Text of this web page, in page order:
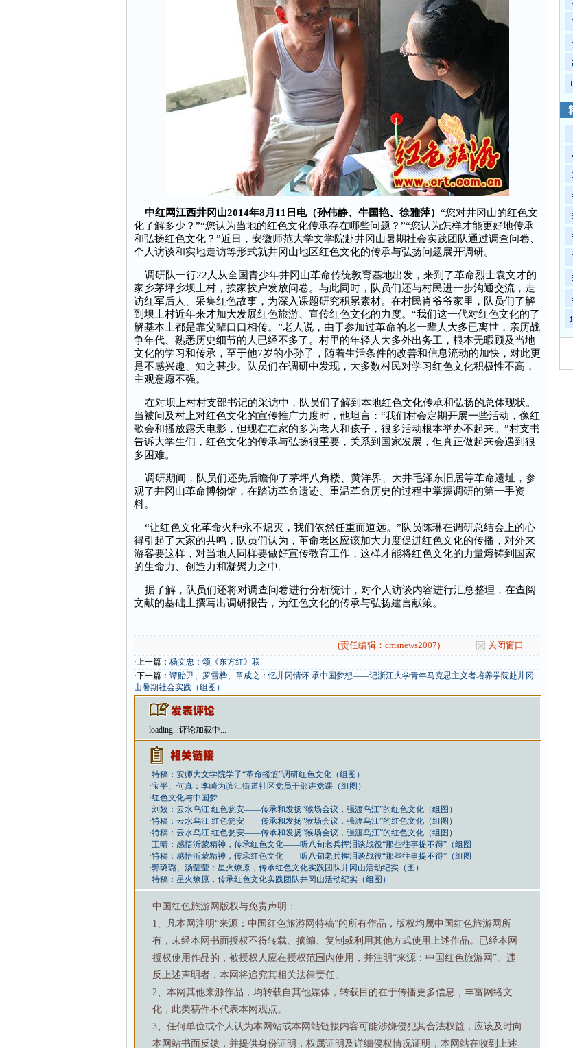
中红网江西井冈山2014年8月11日电（孙伟静、牛国艳、徐雅萍） ‍“您对井冈山的红色文
化了解多少？”“您认为当地的红色文化传承存在哪些问题？”“您认为怎样才能更好地传承
和弘扬红色文化？”近日，安徽师范大学文学院赴井冈山暑期社会实践团队通过调查问卷、
个人访谈和实地走访等形式就井冈山地区红色文化的传承与弘扬问题展开调研。
调研队一行22人从全国青少年井冈山革命传统教育基地出发，来到了革命烈士袁文才的
家乡茅坪乡坝上村，挨家挨户发放问卷。与此同时，队员们还与村民进一步沟通交流，走
访红军后人、采集红色故事，为深入课题研究积累素材。在村民肖爷爷家里，队员们了解
到坝上村近年来才加大发展红色旅游、宣传红色文化的力度。“我们这一代对红色文化的了
解基本上都是靠父辈口口相传。”老人说，由于参加过革命的老一辈人大多已离世，亲历战
争年代、熟悉历史细节的人已经不多了。村里的年轻人大多外出务工，根本无暇顾及当地
文化的学习和传承，至于他7岁的小孙子，随着生活条件的改善和信息流动的加快，对此更
是不感兴趣、知之甚少。队员们在调研中发现，大多数村民对学习红色文化积极性不高，
主观意愿不强。
在对坝上村村支部书记的采访中，队员们了解到本地红色文化传承和弘扬的总体现状。
当被问及村上对红色文化的宣传推广力度时，他坦言：“我们村会定期开展一些活动，像红
歌会和播放露天电影，但现在在家的多为老人和孩子，很多活动根本举办不起来。”村支书
告诉大学生们，红色文化的传承与弘扬很重要，关系到国家发展，但真正做起来会遇到很
多困难。
调研期间，队员们还先后瞻仰了茅坪八角楼、黄洋界、大井毛泽东旧居等革命遗址，参
观了井冈山革命博物馆，在踏访革命遗迹、重温革命历史的过程中掌握调研的第一手资
料。
“让红色文化革命火种永不熄灭，我们依然任重而道远。”队员陈琳在调研总结会上的心
得引起了大家的共鸣，队员们认为，革命老区应该加大力度促进红色文化的传播，对外来
游客要这样，对当地人同样要做好宣传教育工作，这样才能将红色文化的力量熔铸到国家
的生命力、创造力和凝聚力之中。
据了解，队员们还将对调查问卷进行分析统计，对个人访谈内容进行汇总整理，在查阅
文献的基础上撰写出调研报告，为红色文化的传承与弘扬建言献策。
(责任编辑：cmsnews2007) 关闭窗口
·上一篇： 杨文忠：颂《东方红》联
·下一篇： 谭贻尹、罗雪桦、章成之：忆井冈情怀 承中国梦想——记浙江大学青年马克思主义者培养学院赴井冈
山暑期社会实践（组图）
loading...评论加载中...
·特稿：安师大文学院学子“革命摇篮”调研红色文化（组图）
·宝平、何真：李崎为滨江街道社区党员干部讲党课（组图）
·红色文化与中国梦
·刘姣：云水乌江 红色瓮安——传承和发扬“猴场会议，强渡乌江”的红色文化（组图）
·特稿：云水乌江 红色瓮安——传承和发扬“猴场会议，强渡乌江”的红色文化（组图）
·特稿：云水乌江 红色瓮安——传承和发扬“猴场会议，强渡乌江”的红色文化（组图）
·王晴：感悟沂蒙精神，传承红色文化——听八旬老兵挥泪谈战役“那些往事提不得”（组图
·特稿：感悟沂蒙精神，传承红色文化——听八旬老兵挥泪谈战役“那些往事提不得”（组图
·郭璐璐、汤莹莹：星火燎原，传承红色文化实践团队井冈山活动纪实（图）
·特稿：星火燎原，传承红色文化实践团队井冈山活动纪实（组图）
中国红色旅游网版权与免责声明：
1、凡本网注明“来源：中国红色旅游网特稿”的所有作品，版权均属中国红色旅游网所
有，未经本网书面授权不得转载、摘编、复制或利用其他方式使用上述作品。已经本网
授权使用作品的，被授权人应在授权范围内使用，并注明“来源：中国红色旅游网”。违
反上述声明者，本网将追究其相关法律责任。
2、本网其他来源作品，均转载自其他媒体，转载目的在于传播更多信息，丰富网络文
化，此类稿件不代表本网观点。
3、任何单位或个人认为本网站或本网站链接内容可能涉嫌侵犯其合法权益，应该及时向
本网站书面反馈，并提供身份证明，权属证明及详细侵权情况证明，本网站在收到上述